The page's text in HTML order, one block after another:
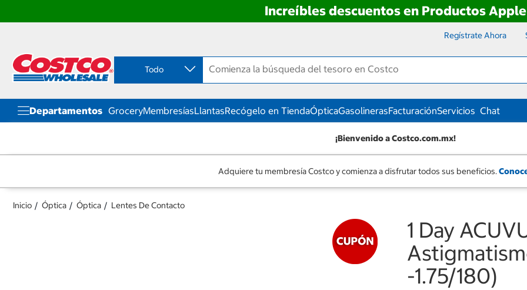
Increíbles descuentos en Productos Apple
contenido
menú
navegación
Regístrate Ahora
Todo
Departamentos GroceryMembresíasLlantasRecógelo en TiendaÓpticaGasolinerasFacturaciónServicios Chat
¡Bienvenido a Costco.com.mx!
Adquiere tu membresía Costco y comienza a disfrutar todos sus beneficios.
Inicio Óptica Óptica Lentes De Contacto
1 Day
-1.75/180)